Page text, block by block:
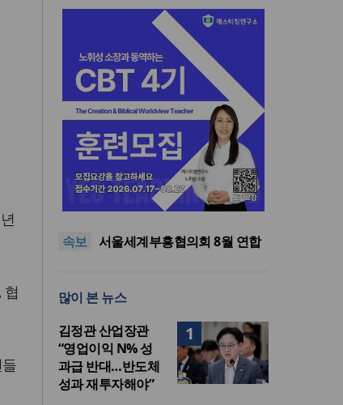
협
속보
“한국 복음의 시작에는 미국보
다 먼저 일본이 있었습니다”
“기도로 시작한 스틸 美 대사,
중단하라”
서울세계부흥협의회 8월 연합
협력
다 먼저 일본이 있었습니다”
“기도로 시작한 스틸 美 대사,
한미동맹의 가교 되어주길”
많이 본 뉴스
1
김정관 산업장관
“영업이익 N% 성
과급 반대…반도체
성과 재투자해야”